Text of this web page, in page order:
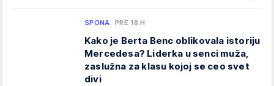
SPONA PRE 18 H
Kako je Berta Benc oblikovala istoriju
Mercedesa? Liderka u senci muža,
zaslužna za klasu kojoj se ceo svet
divi